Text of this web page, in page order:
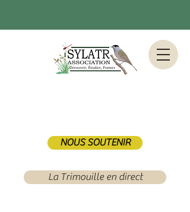
NOUS SOUTENIR
La Trimouille en direct